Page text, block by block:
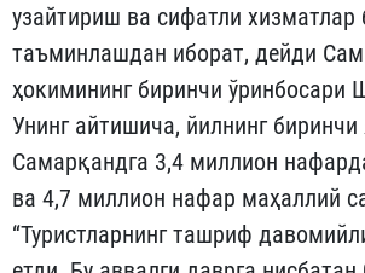
узайтириш ва сифатли хизматлар
таъминлашдан иборат, дейди
ҳокимининг биринчи ўринбосари
Унинг айтишича, йилнинг
Самарқандга 3,4 миллион
ва 4,7 миллион нафар маҳаллий
“Туристларнинг ташриф